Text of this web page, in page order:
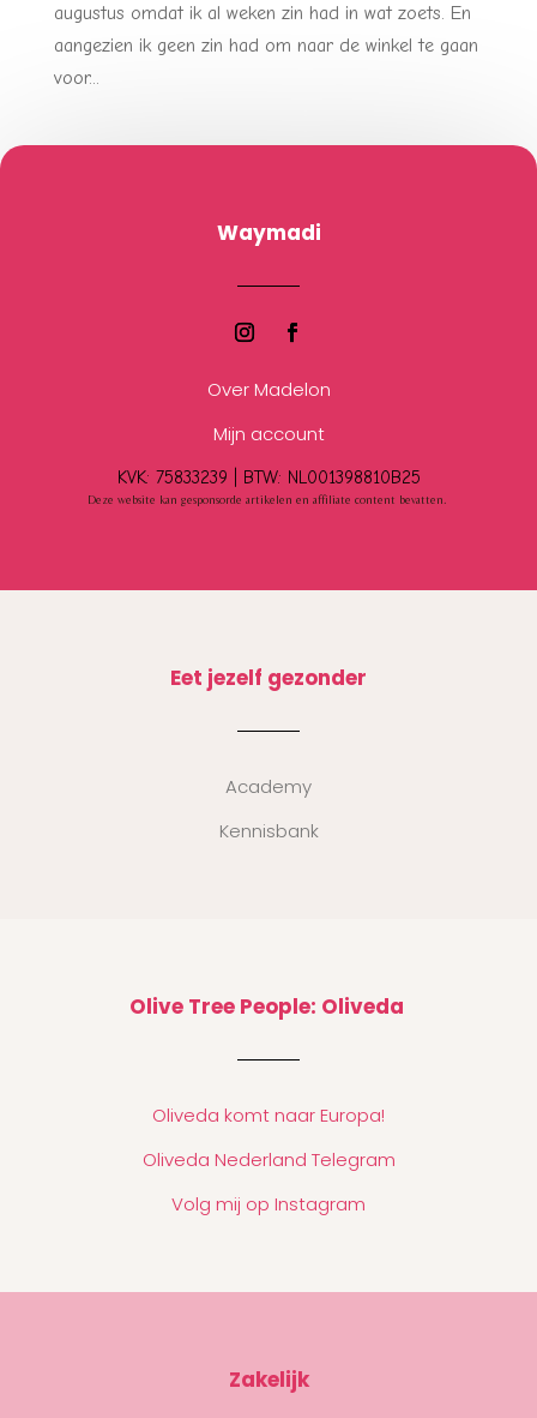
augustus omdat ik al weken zin had in wat zoets. En
aangezien ik geen zin had om naar de winkel te gaan
voor...
Waymadi
Over Madelon
Mijn account
KVK: 75833239 | BTW: NL001398810B25
Deze website kan gesponsorde artikelen en affiliate content bevatten.
Eet jezelf gezonder
Academy
Kennisbank
Olive Tree People: Oliveda
Oliveda komt naar Europa!
Oliveda Nederland Telegram
Volg mij op Instagram
Zakelijk